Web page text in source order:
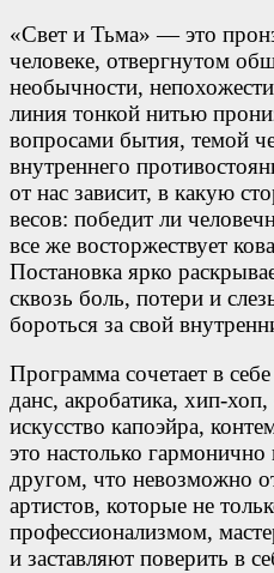
«Свет и Тьма» — это
человеке, отвергнутом
необычности,
линия тонкой нитью
вопросами бытия, темой
внутреннего
от нас зависит, в какую
весов: победит ли
все же восторжествует
Постановка ярко
сквозь боль, потери и
бороться за свой
Программа сочетает в
данс, акробатика, хип-хоп,
искусство капоэйра,
это настолько гармонично
другом, что невозможно
артистов, которые не
профессионализмом,
и заставляют поверить в